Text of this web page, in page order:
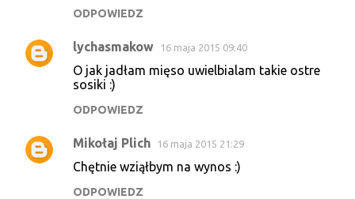
ODPOWIEDZ
lychasmakow 16 maja 2015 09:40
O jak jadłam mięso uwielbialam takie ostre
sosiki :)
ODPOWIEDZ
Mikołaj Plich 16 maja 2015 21:29
Chętnie wziąłbym na wynos :)
ODPOWIEDZ